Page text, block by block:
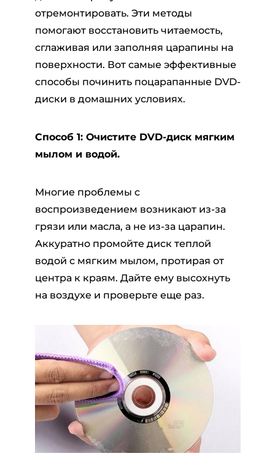
отремонтировать. Эти методы
помогают восстановить читаемость,
сглаживая или заполняя царапины на
поверхности. Вот самые эффективные
способы починить поцарапанные DVD-
диски в домашних условиях.
Способ 1: Очистите DVD-диск мягким
мылом и водой.
Многие проблемы с
воспроизведением возникают из-за
грязи или масла, а не из-за царапин.
Аккуратно промойте диск теплой
водой с мягким мылом, протирая от
центра к краям. Дайте ему высохнуть
на воздухе и проверьте еще раз.